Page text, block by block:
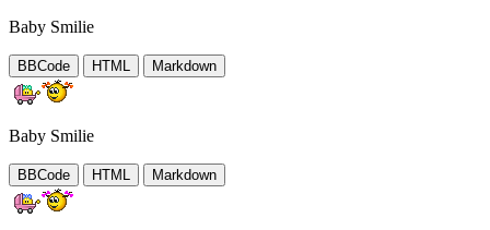
Baby Smilie
BBCode HTML Markdown
Baby Smilie
BBCode HTML Markdown